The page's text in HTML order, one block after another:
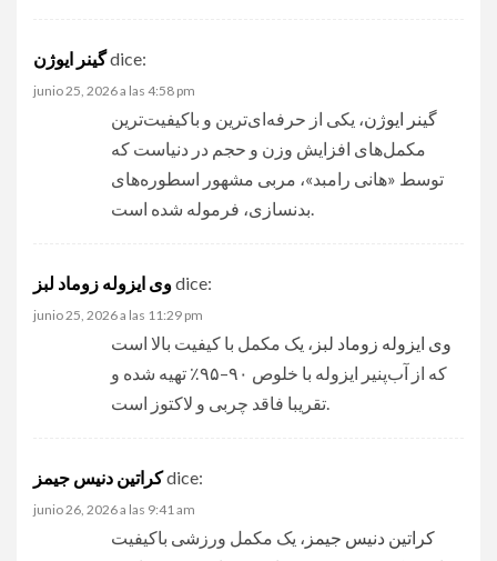
گینر ایوژنdice:
junio 25, 2026 a las 4:58 pm
گینر ایوژن، یکی از حرفه‌ای‌ترین و باکیفیت‌ترین
مکمل‌های افزایش وزن و حجم در دنیاست که
توسط «هانی رامبد»، مربی مشهور اسطوره‌های
وی ایزوله زوماد لبز dice:
junio 25, 2026 a las 11:29 pm
وی ایزوله زوماد لبز ، یک مکمل با کیفیت بالا است
که از آب‌پنیر ایزوله با خلوص ۹۰–۹۵٪ تهیه شده و
کراتین دنیس جیمزdice:
junio 26, 2026 a las 9:41 am
کراتین دنیس جیمز ، یک مکمل ورزشی باکیفیت